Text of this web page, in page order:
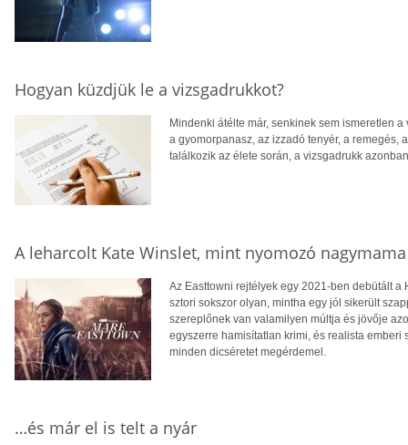
Hogyan küzdjük le a vizsgadrukkot?
Mindenki átélte már, senkinek sem ismeretlen
a gyomorpanasz, az izzadó tenyér, a
találkozik az élete során, a vizsgadrukk
A leharcolt Kate Winslet, mint nyomozó nagymama
Az Easttowni rejtélyek egy 2021-ben debütált a
sztori sokszor olyan, mintha egy jól sikerült
szereplőnek van valamilyen múltja és jövője
egyszerre hamisítatlan krimi, és realista
minden dicséretet megérdemel.
…és már el is telt a nyár